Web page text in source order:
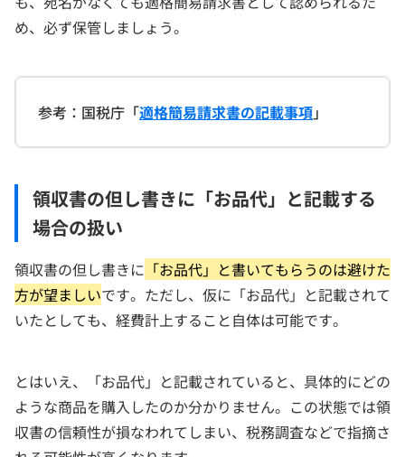
め、必ず保管しましょう。
参考：国税庁「適格簡易請求書の記載事項」
領収書の但し書きに「お品代」と記載する
場合の扱い
領収書の但し書きに 「お品代」と書いてもらうのは避けた
方が望ましいです。ただし、仮に「お品代」と記載されて
いたとしても、経費計上すること自体は可能です。
とはいえ、「お品代」と記載されていると、具体的にどの
ような商品を購入したのか分かりません。この状態では領
収書の信頼性が損なわれてしまい、税務調査などで指摘さ